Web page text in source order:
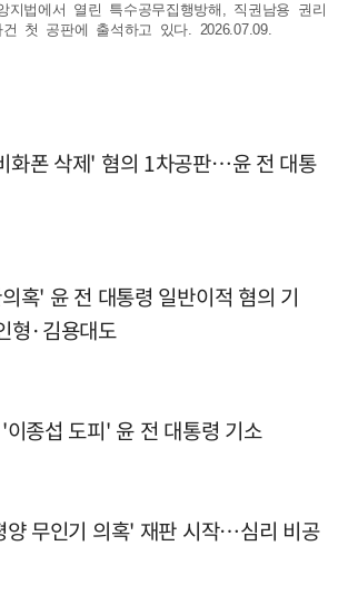
지법에서 열린 특수공무집행방해, 직권남용 권리
첫 공판에 출석하고 있다. 2026.07.09.
화폰 삭제' 혐의 1차공판…윤 전 대통
혹' 윤 전 대통령 일반이적 혐의 기
형·김용대도
종섭 도피' 윤 전 대통령 기소
양 무인기 의혹' 재판 시작…심리 비공